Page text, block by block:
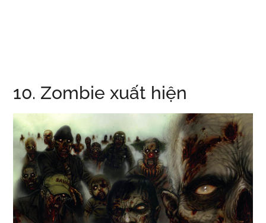
10. Zombie xuất hiện